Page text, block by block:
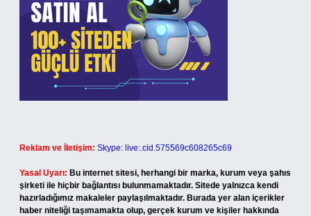
Reklam ve İletişim: Skype: live:.cid.575569c608265c69
Yasal Uyarı: Bu internet sitesi, herhangi bir marka, kurum veya şahıs
şirketi ile hiçbir bağlantısı bulunmamaktadır. Sitede yalnızca kendi
hazırladığımız makaleler paylaşılmaktadır. Burada yer alan içerikler
haber niteliği taşımamakta olup, gerçek kurum ve kişiler hakkında